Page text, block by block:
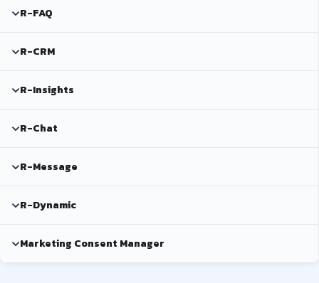
R-FAQ
R-CRM
R-Insights
R-Chat
R-Message
R-Dynamic
Marketing Consent Manager